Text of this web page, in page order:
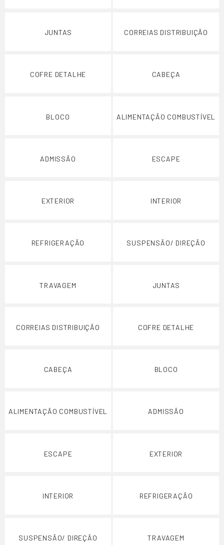
JUNTAS CORREIAS DISTRIBUIÇÃO
COFRE DETALHE CABEÇA
BLOCO ALIMENTAÇÃO COMBUSTÍVEL
ADMISSÃO ESCAPE
EXTERIOR INTERIOR
REFRIGERAÇÃO SUSPENSÃO/ DIREÇÃO
TRAVAGEM JUNTAS
CORREIAS DISTRIBUIÇÃO COFRE DETALHE
CABEÇA BLOCO
ALIMENTAÇÃO COMBUSTÍVEL ADMISSÃO
ESCAPE EXTERIOR
INTERIOR REFRIGERAÇÃO
SUSPENSÃO/ DIREÇÃO TRAVAGEM